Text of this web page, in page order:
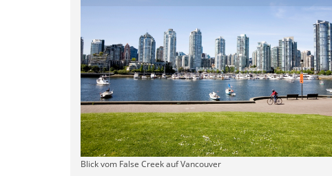
Blick vom False Creek auf Vancouver